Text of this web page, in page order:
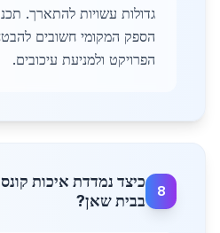
גדולות עשויות להתארך.
הספק המקומי חשובים
הפרויקט ולמניעת עיכובים.
8
כיצד נמדדת איכות
בבית שאן?